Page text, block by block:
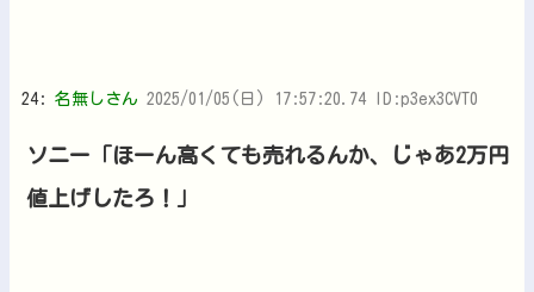
24: 名無しさん 2025/01/05(日) 17:57:20.74 ID:p3ex3CVT0
ソニー「ほーん高くても売れるんか、じゃあ2万円
値上げしたろ！」